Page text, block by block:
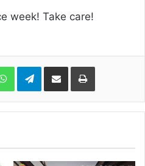
week! Take care!
WhatsAppTelegram
Compartilhar via e-mail Imprimir